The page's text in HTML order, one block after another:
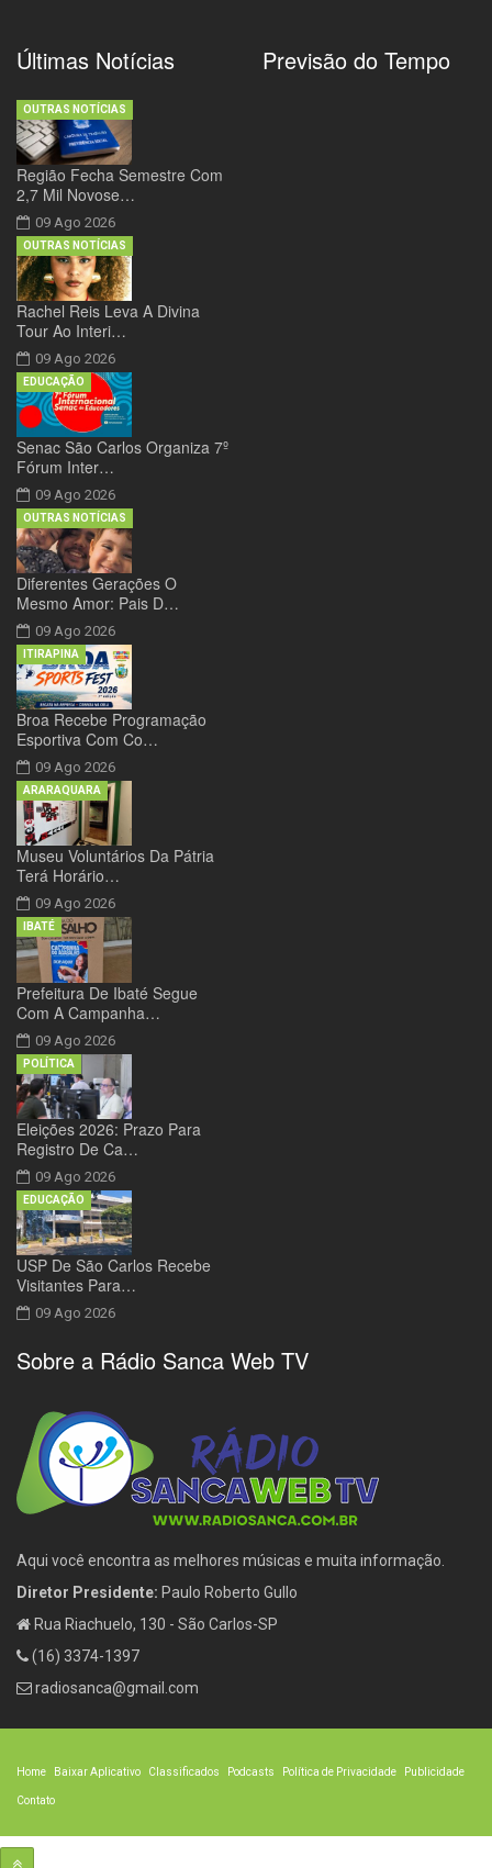
Últimas Notícias
Região Fecha Semestre Com
2,7 Mil Novose…
09 Ago 2026
OUTRAS NOTÍCIAS
Rachel Reis Leva A Divina
Tour Ao Interi…
09 Ago 2026
OUTRAS NOTÍCIAS
Senac São Carlos Organiza 7º
Fórum Inter…
09 Ago 2026
EDUCAÇÃO
Diferentes Gerações O
Mesmo Amor: Pais D…
09 Ago 2026
OUTRAS NOTÍCIAS
Broa Recebe Programação
Esportiva Com Co…
09 Ago 2026
ITIRAPINA
Museu Voluntários Da Pátria
Terá Horário…
09 Ago 2026
ARARAQUARA
Prefeitura De Ibaté Segue
Com A Campanha…
09 Ago 2026
IBATÉ
Eleições 2026: Prazo Para
Registro De Ca…
09 Ago 2026
POLÍTICA
USP De São Carlos Recebe
Visitantes Para…
09 Ago 2026
EDUCAÇÃO
Previsão do Tempo
Sobre a Rádio Sanca Web TV
Aqui você encontra as melhores músicas e muita informação.
Diretor Presidente: Paulo Roberto Gullo
Rua Riachuelo, 130 - São Carlos-SP
(16) 3374-1397
radiosanca@gmail.com
Home Baixar Aplicativo Classificados Podcasts Política de Privacidade Publicidade
Contato